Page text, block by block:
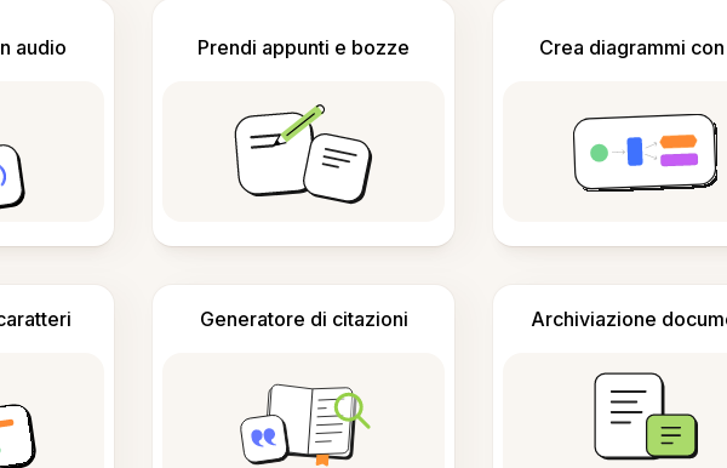
audio Prendi appunti e bozze Crea diagrammi
Generatore di citazioni Archiviazione